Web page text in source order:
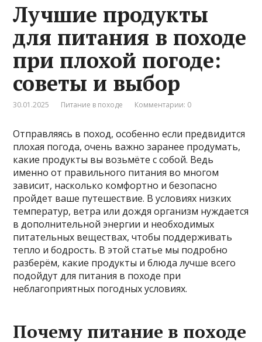
Лучшие продукты
для питания в походе
при плохой погоде:
советы и выбор
30.01.2025 Питание в походе Комментарии: 0
Отправляясь в поход, особенно если предвидится
плохая погода, очень важно заранее продумать,
какие продукты вы возьмёте с собой. Ведь
именно от правильного питания во многом
зависит, насколько комфортно и безопасно
пройдет ваше путешествие. В условиях низких
температур, ветра или дождя организм нуждается
в дополнительной энергии и необходимых
питательных веществах, чтобы поддерживать
тепло и бодрость. В этой статье мы подробно
разберём, какие продукты и блюда лучше всего
подойдут для питания в походе при
неблагоприятных погодных условиях.
Почему питание в походе